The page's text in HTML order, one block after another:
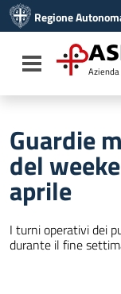
Vai al menu di
Vai al footer
Regione
Toggle
Guardie
del
aprile
I turni operativi dei
durante il fine